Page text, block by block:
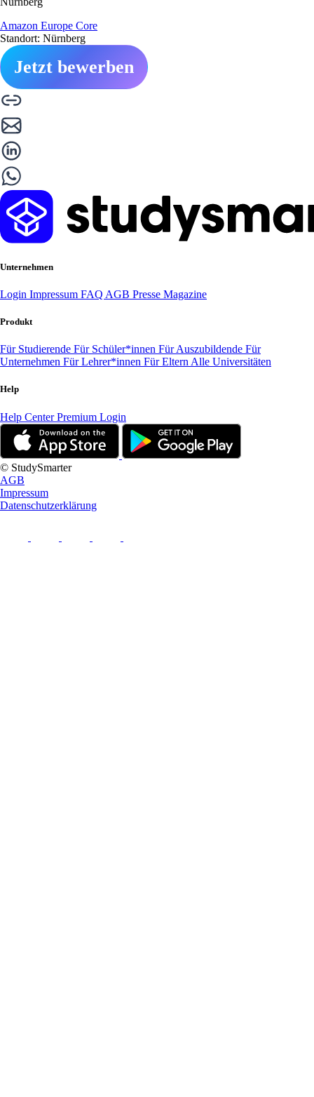
Amazon Europe Core
Standort: Nürnberg
Jetzt bewerben
Unternehmen
Login Impressum FAQ AGB Presse Magazine
Produkt
Für Studierende Für Schüler*innen Für Auszubildende Für
Unternehmen Für Lehrer*innen Für Eltern Alle Universitäten
Help
Help CenterPremium Login
© StudySmarter
AGB
Impressum
Datenschutzerklärung